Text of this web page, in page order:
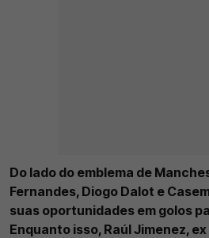
Do lado do emblema de
Fernandes, Diogo Dalot e
suas oportunidades em golos
Enquanto isso, Raúl Jimenez,